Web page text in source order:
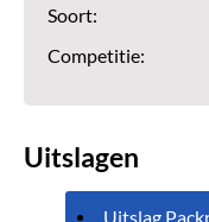
Soort:
Competitie:
Uitslagen
Uitslag